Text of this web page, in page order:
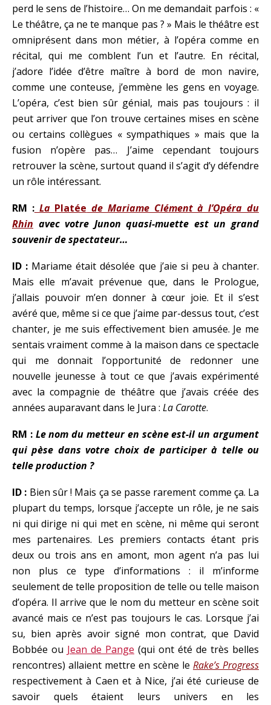
perd le sens de l’histoire… On me demandait parfois : «
Le théâtre, ça ne te manque pas ? » Mais le théâtre est
omniprésent dans mon métier, à l’opéra comme en
récital, qui me comblent l’un et l’autre. En récital,
j’adore l’idée d’être maître à bord de mon navire,
comme une conteuse, j’emmène les gens en voyage.
L’opéra, c’est bien sûr génial, mais pas toujours : il
peut arriver que l’on trouve certaines mises en scène
ou certains collègues « sympathiques » mais que la
fusion n’opère pas… J’aime cependant toujours
retrouver la scène, surtout quand il s’agit d’y défendre
un rôle intéressant.
RM :La Platée de Mariame Clément à l’Opéra du
Rhin avec votre Junon quasi-muette est un grand
souvenir de spectateur…
ID : Mariame était désolée que j’aie si peu à chanter.
Mais elle m’avait prévenue que, dans le Prologue,
j’allais pouvoir m’en donner à cœur joie. Et il s’est
avéré que, même si ce que j’aime par-dessus tout, c’est
chanter, je me suis effectivement bien amusée. Je me
sentais vraiment comme à la maison dans ce spectacle
qui me donnait l’opportunité de redonner une
nouvelle jeunesse à tout ce que j’avais expérimenté
avec la compagnie de théâtre que j’avais créée des
années auparavant dans le Jura : La Carotte.
RM : Le nom du metteur en scène est-il un argument
qui pèse dans votre choix de participer à telle ou
telle production ?
ID : Bien sûr ! Mais ça se passe rarement comme ça. La
plupart du temps, lorsque j’accepte un rôle, je ne sais
ni qui dirige ni qui met en scène, ni même qui seront
mes partenaires. Les premiers contacts étant pris
deux ou trois ans en amont, mon agent n’a pas lui
non plus ce type d’informations : il m’informe
seulement de telle proposition de telle ou telle maison
d’opéra. Il arrive que le nom du metteur en scène soit
avancé mais ce n’est pas toujours le cas. Lorsque j’ai
su, bien après avoir signé mon contrat, que David
Bobbée ou Jean de Pange (qui ont été de très belles
rencontres) allaient mettre en scène le Rake’s Progress
respectivement à Caen et à Nice, j’ai été curieuse de
savoir quels étaient leurs univers en les